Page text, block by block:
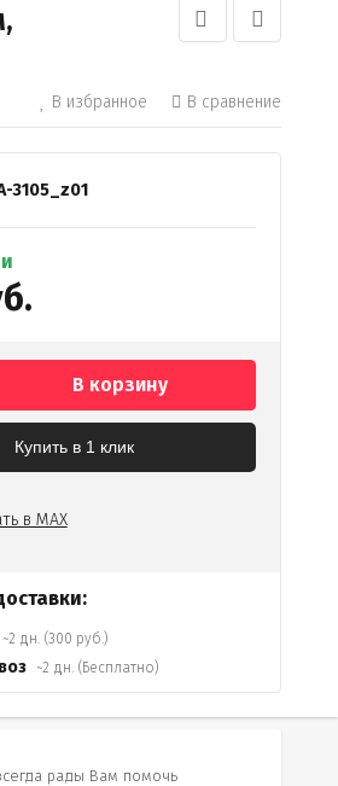
В избранное В сравнение
3105_z01
В корзину
Купить в 1 клик
в MAX
~2 дн. (300 руб.)
~2 дн. (Бесплатно)
рады Вам помочь